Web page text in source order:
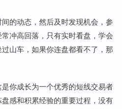
的动态，然后及时发现机会，参
冲高回落，只有实时看盘，学会
山车，如果你连盘都看不了，那
你成长为一个优秀的短线交易者
感和积累经验的重要过程，没有